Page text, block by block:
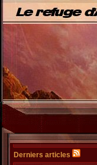
Derniers articles